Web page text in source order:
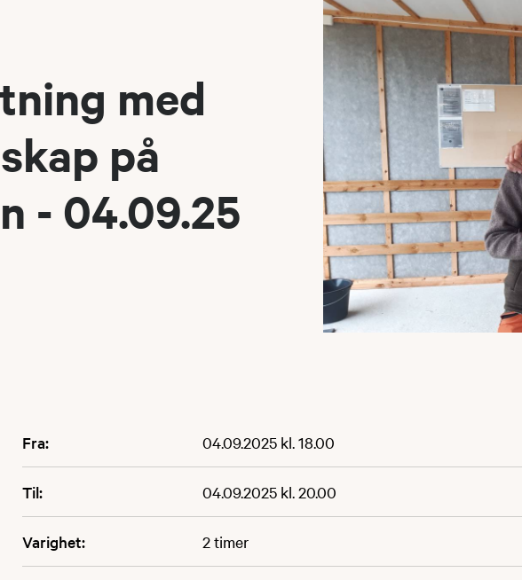
med
på
- 04.09.25
Fra: 04.09.2025 kl. 18.00
Til: 04.09.2025 kl. 20.00
Varighet: 2 timer